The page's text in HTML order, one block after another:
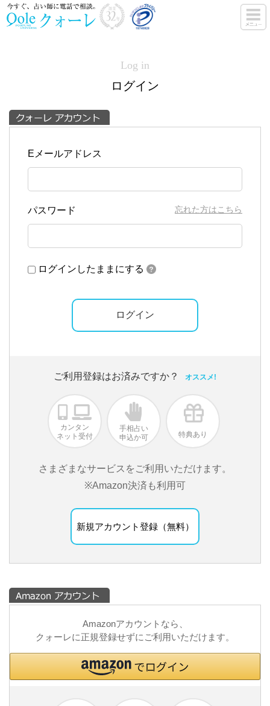
Log in
ログイン
Eメールアドレス
パスワード 忘れた方はこちら
ログインしたままにする
ご利用登録はお済みですか？ オススメ!
カンタン
ネット受付
手相占い
申込か可
特典あり
さまざまなサービスをご利用いただけます。
※Amazon決済も利用可
新規アカウント登録（無料）
Amazonアカウントなら、
クォーレに正規登録せずにご利用いただけます。